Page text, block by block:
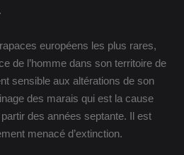
rapaces européens les plus rares,
de l’homme dans son territoire de
sensible aux altérations de son
des marais qui est la cause
des années septante. Il est
menacé d’extinction.